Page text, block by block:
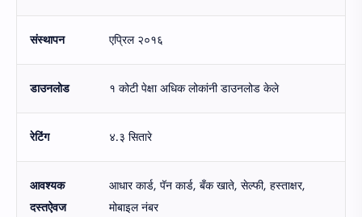
संस्थापन एप्रिल २०१६
डाउनलोड १ कोटी पेक्षा अधिक लोकांनी डाउनलोड केले
रेटिंग ४.३ सितारे
आवश्यक
दस्तऐवज
आधार कार्ड, पॅन कार्ड, बँक खाते, सेल्फी, हस्ताक्षर,
मोबाइल नंबर